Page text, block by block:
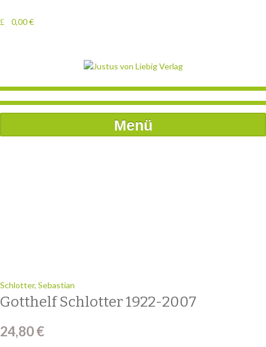
0,00€
Menü
Schlotter, Sebastian
Gotthelf Schlotter 1922-2007
24,80€